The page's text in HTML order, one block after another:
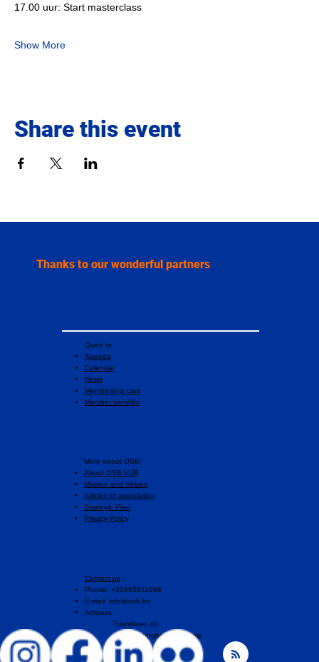
17.00 uur: Start masterclass
Show More
Share this event
Thanks to our wonderful partners
Quick to:
Agenda
Calendar
News
Membership card
Member benefits
More about OSB:
About OSB-VUB
Mission and Values
Articles of association
Strategic Plan
Privacy Policy
Contact us:
Phone: +32493811998
E-mail: info@osb.be
Address:
Triomflaan 40
1160 Auderghem, Brussels